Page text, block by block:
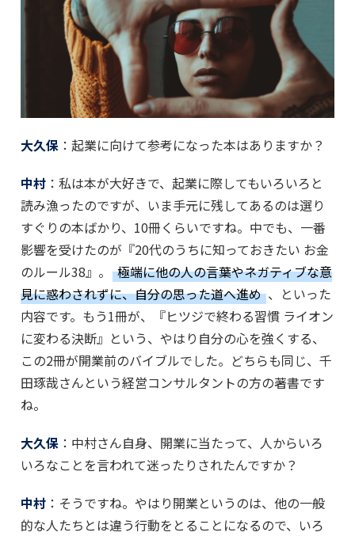
大久保 ：起業に向けて参考になった本はありますか？
中村 ：私は本が大好きで、起業に際してもいろいろと
読み漁ったのですが、いま手元に残してあるのは選り
すぐりの本ばかり、10冊くらいですね。中でも、一番
影響を受けたのが『20代のうちに知っておきたい お金
のルール38』。
極端に他の人の言葉やネガティブな意
見に惑わされずに、自分の思った道へ進め 、といった
内容です。もう1冊が、『ヒツジで終わる習慣 ライオン
に変わる決断』という、やはり自分の心を強くする、
この2冊が開業前のバイブルでした。どちらも同じ、千
田琢哉さんという経営コンサルタントの方の著書です
ね。
大久保 ：中村さん自身、開業に当たって、人からいろ
いろなことを言われて迷ったりされたんですか？
中村 ：そうですね。やはり開業というのは、他の一般
的な人たちとは違う行動をとることになるので、いろ